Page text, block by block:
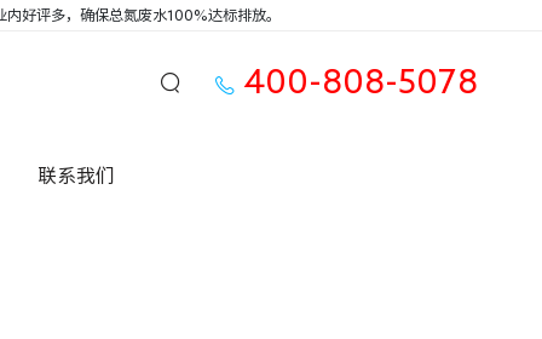
好评多，确保总氮废水100%达标排放。
400-808-5078
联系我们